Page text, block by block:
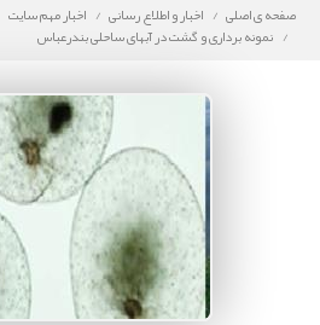
صفحه ی اصلی اخبار و اطلاع رسانی
اخبار مهم سایت
نمونه برداری و گشت در آبهای ساحلی بندرعباس